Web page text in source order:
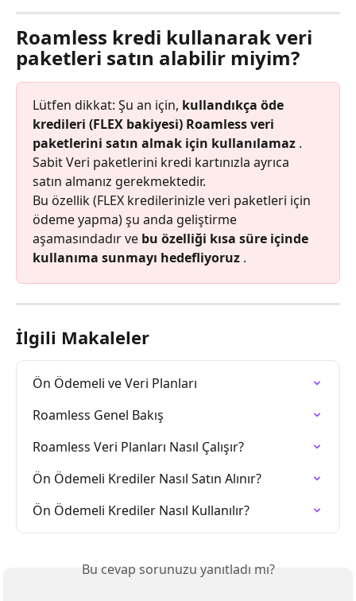
Roamless kredi kullanarak veri
paketleri satın alabilir miyim?
Lütfen dikkat: Şu an için, kullandıkça öde
kredileri (FLEX bakiyesi) Roamless veri
paketlerini satın almak için kullanılamaz .
Sabit Veri paketlerini kredi kartınızla ayrıca
satın almanız gerekmektedir.
Bu özellik (FLEX kredilerinizle veri paketleri için
ödeme yapma) şu anda geliştirme
aşamasındadır ve bu özelliği kısa süre içinde
kullanıma sunmayı hedefliyoruz .
İlgili Makaleler
Ön Ödemeli ve Veri Planları
Roamless Genel Bakış
Roamless Veri Planları Nasıl Çalışır?
Ön Ödemeli Krediler Nasıl Satın Alınır?
Ön Ödemeli Krediler Nasıl Kullanılır?
Bu cevap sorunuzu yanıtladı mı?